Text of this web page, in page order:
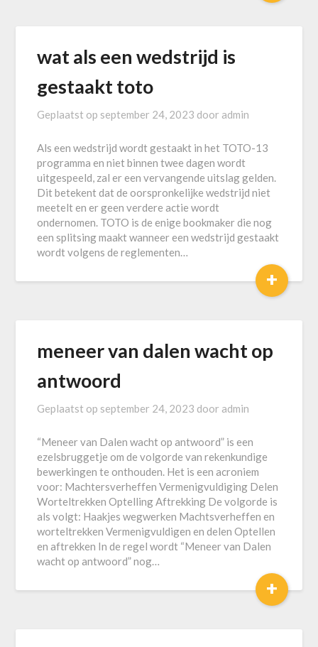
wat als een wedstrijd is
gestaakt toto
Geplaatst op september 24, 2023 door admin
Als een wedstrijd wordt gestaakt in het TOTO-13
programma en niet binnen twee dagen wordt
uitgespeeld, zal er een vervangende uitslag gelden.
Dit betekent dat de oorspronkelijke wedstrijd niet
meetelt en er geen verdere actie wordt
ondernomen. TOTO is de enige bookmaker die nog
een splitsing maakt wanneer een wedstrijd gestaakt
wordt volgens de reglementen…
+
meneer van dalen wacht op
antwoord
Geplaatst op september 24, 2023 door admin
“Meneer van Dalen wacht op antwoord” is een
ezelsbruggetje om de volgorde van rekenkundige
bewerkingen te onthouden. Het is een acroniem
voor: Machtersverheffen Vermenigvuldiging Delen
Worteltrekken Optelling Aftrekking De volgorde is
als volgt: Haakjes wegwerken Machtsverheffen en
worteltrekken Vermenigvuldigen en delen Optellen
en aftrekken In de regel wordt “Meneer van Dalen
wacht op antwoord” nog…
+